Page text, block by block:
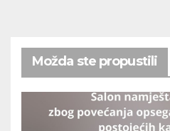
Možda ste propustili